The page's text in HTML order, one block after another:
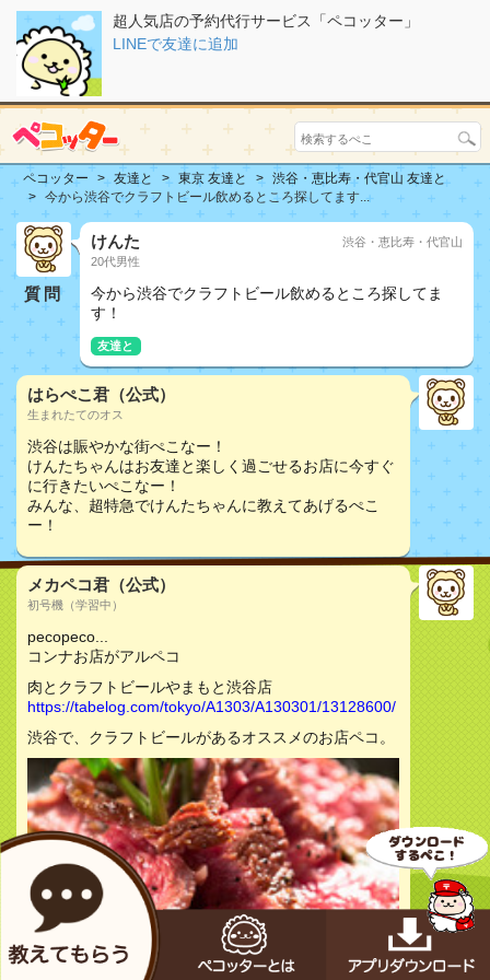
超人気店の予約代行サービス「ペコッター」
LINEで友達に追加
ペコッター 友達と 東京 友達と
渋谷・恵比寿・代官山 友達と
今から渋谷でクラフトビール飲めるところ探してます...
質問
けんた
20代男性
渋谷・恵比寿・代官山
今から渋谷でクラフトビール飲めるところ探してま
す！
友達と
はらぺこ君（公式）
生まれたてのオス
渋谷は賑やかな街ぺこなー！
けんたちゃんはお友達と楽しく過ごせるお店に今すぐ
に行きたいぺこなー！
みんな、超特急でけんたちゃんに教えてあげるぺこ
ー！
メカペコ君（公式）
初号機（学習中）
pecopeco...
コンナお店がアルペコ
肉とクラフトビールやまもと渋谷店
https://tabelog.com/tokyo/A1303/A130301/13128600/
渋谷で、クラフトビールがあるオススメのお店ペコ。